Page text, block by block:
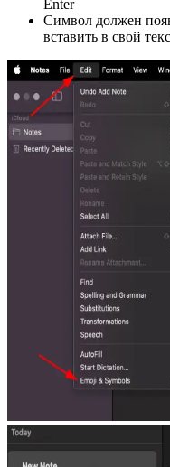
Enter
Символ должен
вставить в свой